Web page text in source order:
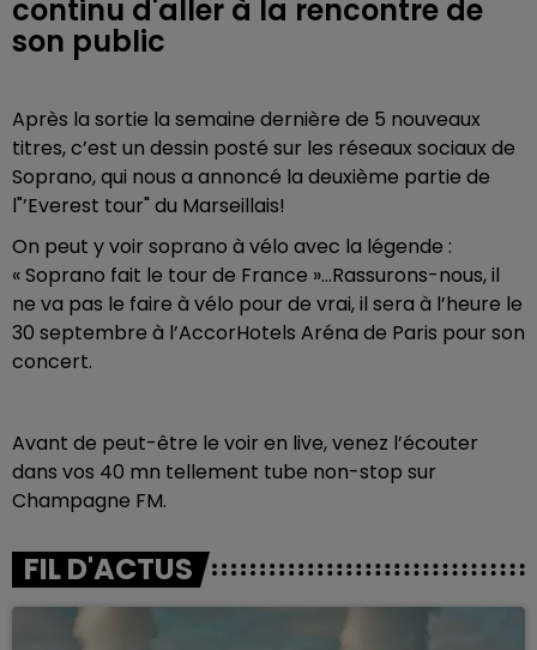
continu d'aller à la rencontre de
son public
Après la sortie la semaine dernière de 5 nouveaux
titres, c’est un dessin posté sur les réseaux sociaux de
Soprano, qui nous a annoncé la deuxième partie de
l"’Everest tour" du Marseillais!
On peut y voir soprano à vélo avec la légende :
« Soprano fait le tour de France »…Rassurons-nous, il
ne va pas le faire à vélo pour de vrai, il sera à l’heure le
30 septembre à l’AccorHotels Aréna de Paris pour son
concert.
Avant de peut-être le voir en live, venez l’écouter
dans vos 40 mn tellement tube non-stop sur
Champagne FM.
FIL D'ACTUS